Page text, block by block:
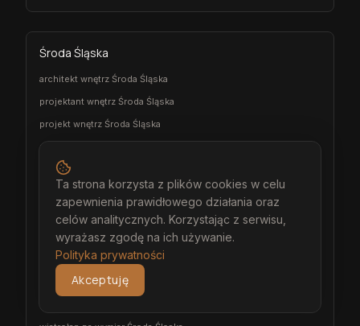
Środa Śląska
architekt wnętrz Środa Śląska
projektant wnętrz Środa Śląska
projekt wnętrz Środa Śląska
projektowanie wnętrz Środa Śląska
aranżacja wnętrz Środa Śląska
wizualizacja wnętrz Środa Śląska
meble na wymiar Środa Śląska
stolarz Środa Śląska
kuchnia na wymiar Środa Śląska
szafa na wymiar Środa Śląska
Ta strona korzysta z plików cookies w celu
zapewnienia prawidłowego działania oraz
celów analitycznych. Korzystając z serwisu,
wyrażasz zgodę na ich używanie.
Polityka prywatności
Akceptuję